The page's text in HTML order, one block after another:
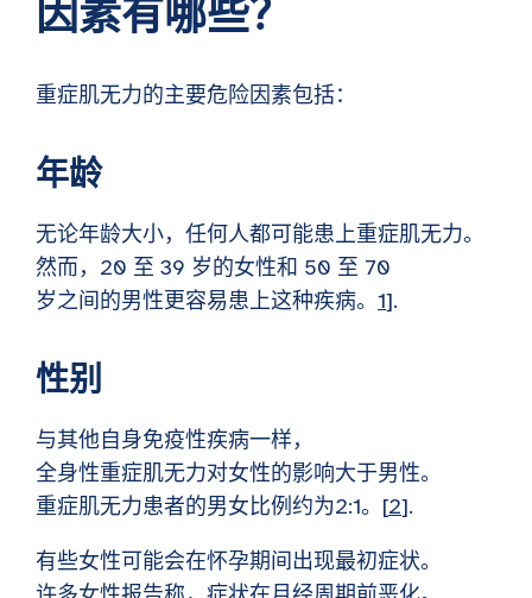
因素有哪些？
重症肌无力的主要危险因素包括：
年龄
无论年龄大小，任何人都可能患上重症肌无力。
然而，20 至 39 岁的女性和 50 至 70
岁之间的男性更容易患上这种疾病。 1].
性别
与其他自身免疫性疾病一样，
全身性重症肌无力对女性的影响大于男性。
重症肌无力患者的男女比例约为2:1。[2].
有些女性可能会在怀孕期间出现最初症状。